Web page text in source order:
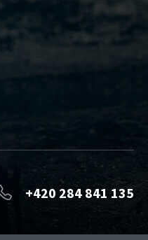
+420 284 841 135